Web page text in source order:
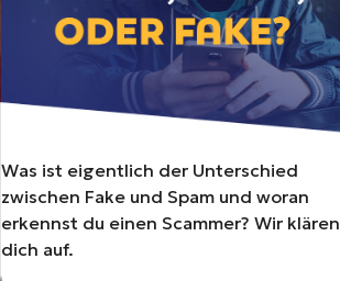
Was ist eigentlich der Unterschied
zwischen Fake und Spam und woran
erkennst du einen Scammer? Wir klären
dich auf.